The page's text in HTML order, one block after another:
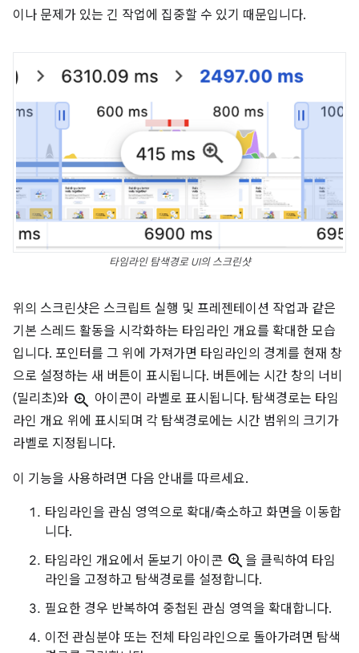
이나 문제가 있는 긴 작업에 집중할 수 있기 때문입니다.
타임라인 탐색경로 UI의 스크린샷
위의 스크린샷은 스크립트 실행 및 프레젠테이션 작업과 같은
기본 스레드 활동을 시각화하는 타임라인 개요를 확대한 모습
입니다. 포인터를 그 위에 가져가면 타임라인의 경계를 현재 창
으로 설정하는 새 버튼이 표시됩니다. 버튼에는 시간 창의 너비
(밀리초)와 zoom_in 아이콘이 라벨로 표시됩니다. 탐색경로는 타임
라인 개요 위에 표시되며 각 탐색경로에는 시간 범위의 크기가
라벨로 지정됩니다.
이 기능을 사용하려면 다음 안내를 따르세요.
타임라인을 관심 영역으로 확대/축소하고 화면을 이동합
니다.
타임라인 개요에서 돋보기 아이콘 zoom_in 을 클릭하여 타임
라인을 고정하고 탐색경로를 설정합니다.
필요한 경우 반복하여 중첩된 관심 영역을 확대합니다.
이전 관심분야 또는 전체 타임라인으로 돌아가려면 탐색